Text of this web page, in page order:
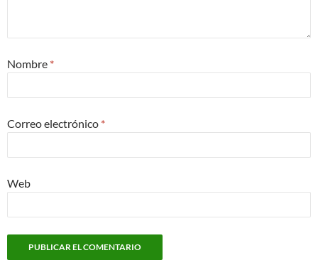
Nombre *
Correo electrónico *
Web